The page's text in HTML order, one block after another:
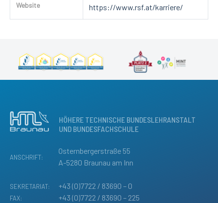
Website https://www.rsf.at/karriere/
HÖHERE TECHNISCHE BUNDESLEHRANSTALT
UND BUNDESFACHSCHULE
ANSCHRIFT:
Osternbergerstraße 55
A-5280 Braunau am Inn
SEKRETARIAT: +43 (0)7722 / 83690 – 0
FAX: +43 (0)7722 / 83690 – 225